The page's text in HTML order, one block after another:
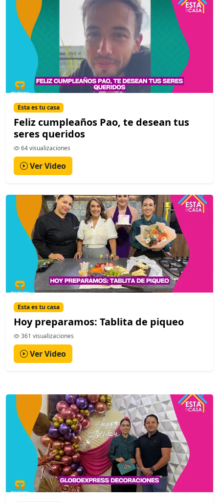
Esta es tu casa
Feliz cumpleaños Pao, te desean tus
seres queridos
64 visualizaciones
Ver Video
Esta es tu casa
Hoy preparamos: Tablita de piqueo
361 visualizaciones
Ver Video